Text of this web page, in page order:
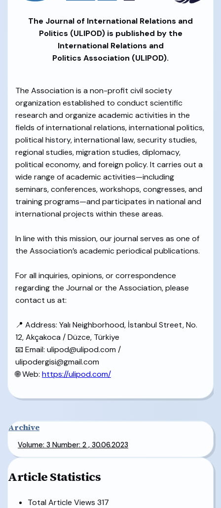
The Journal of International Relations and
Politics (ULIPOD) is published by the
International Relations and
Politics Association (ULIPOD).
The Association is a non-profit civil society
organization established to conduct scientific
research and organize academic activities in the
fields of international relations, international politics,
political history, international law, security studies,
regional studies, migration studies, diplomacy,
political economy, and foreign policy. It carries out a
wide range of academic activities—including
seminars, conferences, workshops, congresses, and
training programs—and participates in national and
international projects within these areas.
In line with this mission, our journal serves as one of
the Association’s academic periodical publications.
For all inquiries, opinions, or correspondence
regarding the Journal or the Association, please
contact us at:
📍 Address: Yalı Neighborhood, İstanbul Street, No.
12, Akçakoca / Düzce, Türkiye
📧 Email: ulipod@ulipod.com /
ulipodergisi@gmail.com
🌐 Web: https://ulipod.com/
Archive
Volume: 3 Number: 2 , 30.06.2023
Article Statistics
Total Article Views 317